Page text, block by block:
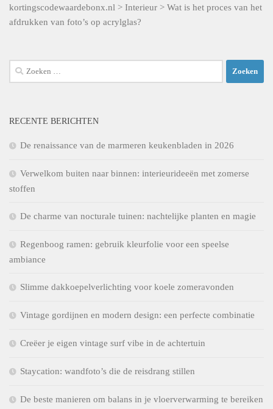
kortingscodewaardebonx.nl > Interieur > Wat is het proces van het
afdrukken van foto’s op acrylglas?
Zoeken
naar:
RECENTE BERICHTEN
De renaissance van de marmeren keukenbladen in 2026
Verwelkom buiten naar binnen: interieurideeën met zomerse
stoffen
De charme van nocturale tuinen: nachtelijke planten en magie
Regenboog ramen: gebruik kleurfolie voor een speelse
ambiance
Slimme dakkoepelverlichting voor koele zomeravonden
Vintage gordijnen en modern design: een perfecte combinatie
Creëer je eigen vintage surf vibe in de achtertuin
Staycation: wandfoto’s die de reisdrang stillen
De beste manieren om balans in je vloerverwarming te bereiken